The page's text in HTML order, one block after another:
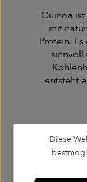
Quinoa
mit
Protein.
sinnvoll
entsteht
Diese